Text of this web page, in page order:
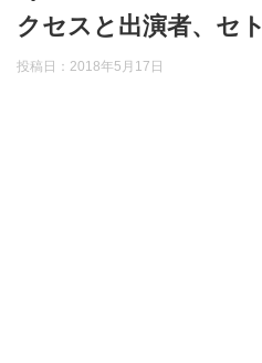
クセスと出演者、セ
投稿日： 2018年5月17日